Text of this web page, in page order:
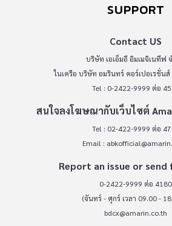
SUPPORT
Contact US
บริษัท เอเอ็มอี อิมเมจิเนทีฟ
ในเครือ บริษัท อมรินทร์ คอร์เปอเรชั่น
Tel : 0-2422-9999 ต่อ
สนใจลงโฆษณากับเว็บไซต์
Tel : 02-422-9999 ต่อ
Email :
Report an issue or send
0-2422-9999 ต่อ 4180
(จันทร์ - ศุกร์ เวลา 09.00 -
bdcx@amarin.co.th